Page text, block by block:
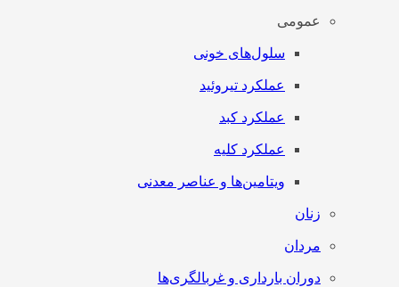
عمومی
سلول‌های خونی
عملکرد تیروئید
عملکرد کبد
عملکرد کلیه
ویتامین‌ها و عناصر معدنی
زنان
مردان
دوران بارداری و غربالگری‌ها